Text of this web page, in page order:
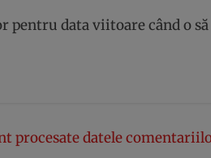
pentru data viitoare când o
procesate datele